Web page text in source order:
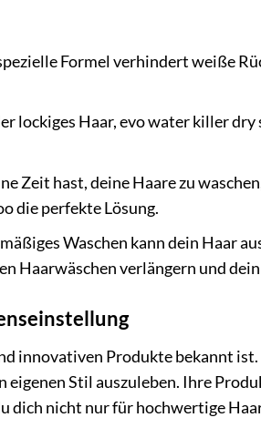
Formel verhindert weiße
lockiges Haar, evo water killer
Zeit hast, deine Haare zu
die perfekte Lösung.
Waschen kann dein Haar
Haarwäschen verlängern und
innovativen Produkte bekannt ist.
eigenen Stil auszuleben. Ihre
nicht nur für hochwertige